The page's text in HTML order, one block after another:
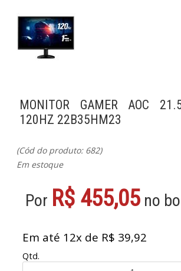
MONITOR GAMER AOC
120HZ 22B35HM23
(Cód do produto: 682)
Em estoque
Por R$ 455,05 no
Em até 12x de R$ 39,92
Qtd.